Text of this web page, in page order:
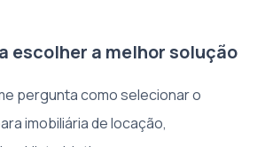
escolher a melhor solução
pergunta como selecionar o
imobiliária de locação,